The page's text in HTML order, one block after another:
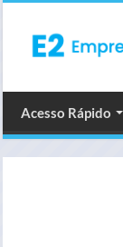
Acesso Rápido